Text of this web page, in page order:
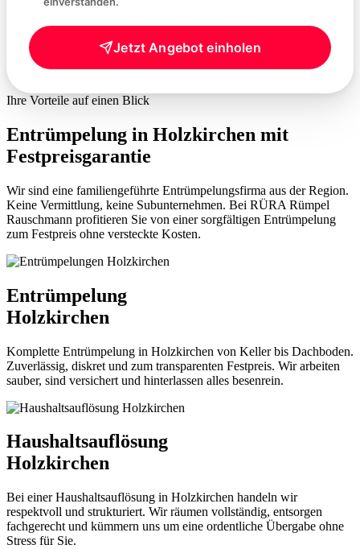
Jetzt Angebot einholen
Ihre Vorteile auf einen Blick
Entrümpelung in Holzkirchen mit
Festpreisgarantie
Wir sind eine familiengeführte Entrümpelungsfirma aus der Region.
Keine Vermittlung, keine Subunternehmen. Bei RÜRA Rümpel
Rauschmann profitieren Sie von einer sorgfältigen Entrümpelung
zum Festpreis ohne versteckte Kosten.
Entrümpelung
Holzkirchen
Komplette Entrümpelung in Holzkirchen von Keller bis Dachboden.
Zuverlässig, diskret und zum transparenten Festpreis. Wir arbeiten
sauber, sind versichert und hinterlassen alles besenrein.
Haushaltsauflösung
Holzkirchen
Bei einer Haushaltsauflösung in Holzkirchen handeln wir
respektvoll und strukturiert. Wir räumen vollständig, entsorgen
fachgerecht und kümmern uns um eine ordentliche Übergabe ohne
Stress für Sie.